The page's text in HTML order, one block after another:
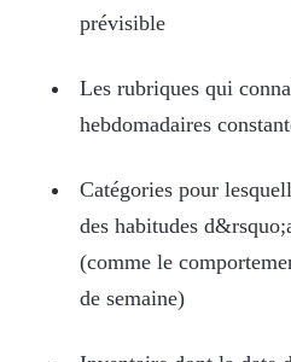
prévisible
Les rubriques qui
hebdomadaires
Catégories pour
des habitudes
(comme le
de semaine)